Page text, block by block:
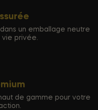
un emballage neutre
vie privée.
de gamme pour votre